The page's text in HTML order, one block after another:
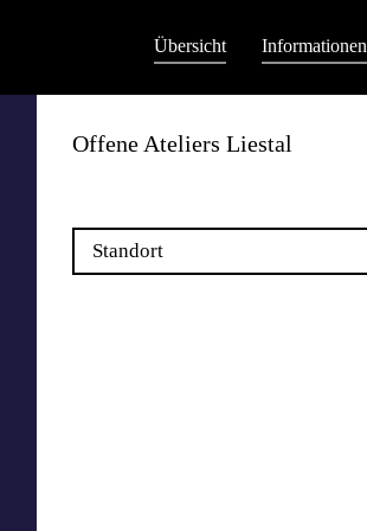
Übersicht Informationen
Offene Ateliers Liestal
Standort